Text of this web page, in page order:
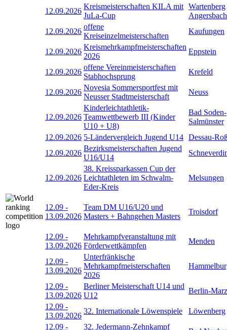
12.09.2026
Kreismeisterschaften KILA mit
JuLa-Cup
Wartenberg
Angersbach
12.09.2026
offene
Kreiseinzelmeisterschaften
Kaufungen
12.09.2026
Kreismehrkampfmeisterschaften
2026
Eppstein
12.09.2026
offene Vereinmeisterschaften
Stabhochsprung
Krefeld
12.09.2026
Novesia Sommersportfest mit
Neusser Stadtmeisterschaft
Neuss
12.09.2026
Kinderleichtathletik-
Teamwettbewerb III (Kinder
U10 + U8)
Bad Soden-
Salmünster
12.09.2026 5-Ländervergleich Jugend U14 Dessau-
12.09.2026
Bezirksmeisterschaften Jugend
U16/U14
12.09.2026
38. Kreissparkassen Cup der
Leichtathleten im Schwalm-
Eder-Kreis
Melsungen
12.09 -
13.09.2026
Team DM U16/U20 und
Masters + Bahngehen Masters
Troisdorf
12.09 -
13.09.2026
Mehrkampfveranstaltung mit
Förderwettkämpfen
Menden
12.09 -
13.09.2026
Unterfränkische
Mehrkampfmeisterschaften
2026
12.09 -
13.09.2026
Berliner Meisterschaft U14 und
U12
Berlin-
12.09 -
13.09.2026
32. Internationale Löwenspiele
Löwenberg
12.09 -
32. Jedermann-Zehnkampf